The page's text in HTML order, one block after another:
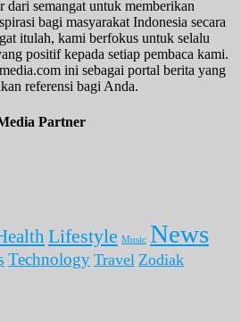
dari semangat untuk memberikan
bagi masyarakat Indonesia secara
itulah, kami berfokus untuk selalu
positif kepada setiap pembaca kami.
ini sebagai portal berita yang
referensi bagi Anda.
Partner
Lifestyle Music News
Technology Travel Zodiak